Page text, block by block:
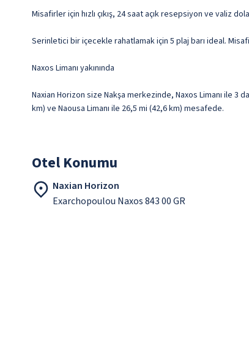
Misafirler için hızlı çıkış, 24 saat açık resepsiyon ve valiz
Serinletici bir içecekle rahatlamak için 5 plaj barı ideal.
Naxos Limanı yakınında
Naxian Horizon size Nakşa merkezinde, Naxos Limanı ile 3
km) ve Naousa Limanı ile 26,5 mi (42,6 km) mesafede.
Otel Konumu
Naxian Horizon
Exarchopoulou Naxos 843 00 GR